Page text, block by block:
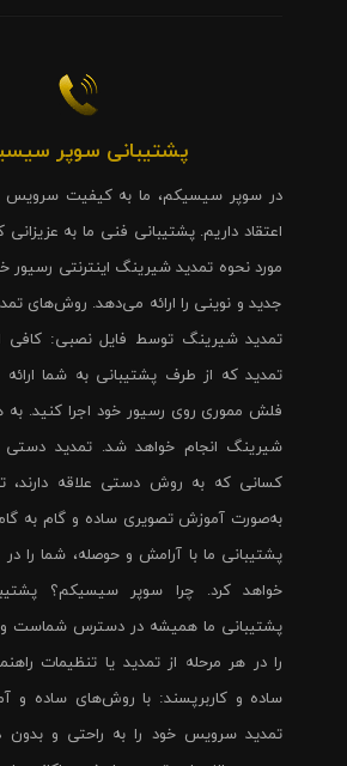
پشتیبانی سوپر
در سوپر سیسیکم، ما به کیفیت سرویس
اعتقاد داریم. پشتیبانی فنی ما به
مورد نحوه تمدید شیرینگ اینترنتی رسیور
جدید و نوینی را ارائه می‌دهد. روش‌های
تمدید شیرینگ توسط فایل نصبی:
تمدید که از طرف پشتیبانی به شما
فلش مموری روی رسیور خود اجرا کنید. به
شیرینگ انجام خواهد شد. تمدید دستی
کسانی که به روش دستی علاقه دارند،
به‌صورت آموزش تصویری ساده و گام به
پشتیبانی ما با آرامش و حوصله، شما را در
خواهد کرد. چرا سوپر سیسیکم؟
پشتیبانی ما همیشه در دسترس شماست و
را در هر مرحله از تمدید یا تنظیمات
ساده و کاربرپسند: با روش‌های ساده و
تمدید سرویس خود را به راحتی و بدون